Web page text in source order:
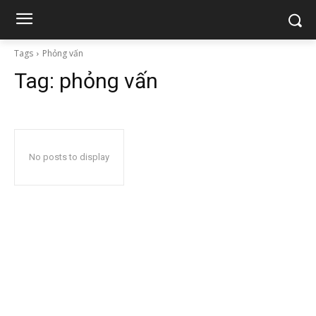
Tags Phỏng vấn
Tag: phỏng vấn
No posts to display